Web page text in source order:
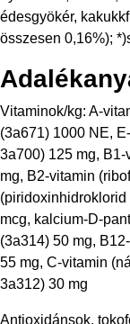
édesgyökér,
összesen 0,16%);
Vitaminok/kg: A-
(3a671) 1000 NE,
3a700) 125 mg,
mg, B2-vitamin
mcg, kalcium-D-
(3a314) 50 mg,
55 mg, C-vitamin
3a312) 30 mg
Antioxidánsok,